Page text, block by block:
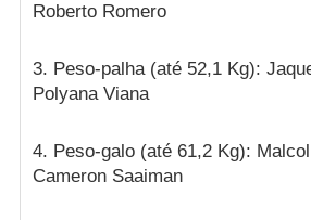
Roberto Romero
3. Peso-palha (até 52,1 Kg):
Polyana Viana
4. Peso-galo (até 61,2 Kg):
Cameron Saaiman